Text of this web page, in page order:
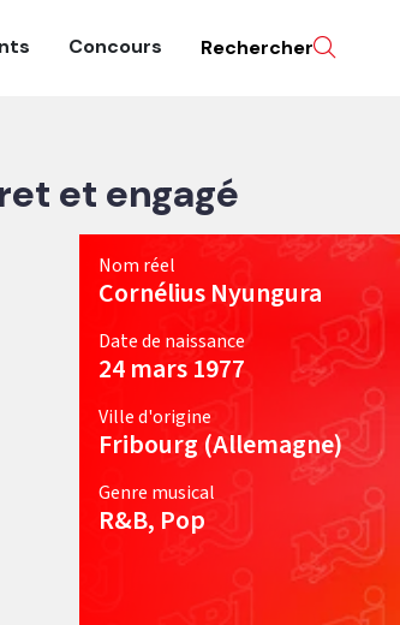
Concours Rechercher
et engagé
Nom réel
Cornélius Nyungura
Date de naissance
24 mars 1977
Ville d'origine
Fribourg (Allemagne)
Genre musical
R&B, Pop